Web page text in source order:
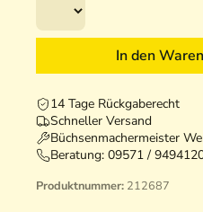
In den
14 Tage Rückgaberecht
Schneller Versand
Büchsenmachermeister
Beratung: 09571 /
Produktnummer: 212687